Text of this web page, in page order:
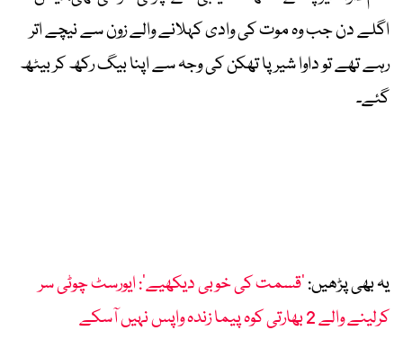
اگلے دن جب وہ موت کی وادی کہلانے والے زون سے نیچے اتر
رہے تھے تو داوا شیرپا تھکن کی وجہ سے اپنا بیگ رکھ کر بیٹھ
گئے۔
یہ بھی پڑھیں:’قسمت کی خوبی دیکھیے‘: ایورسٹ چوٹی سر
کرلینے والے 2 بھارتی کوہ پیما زندہ واپس نہیں آسکے